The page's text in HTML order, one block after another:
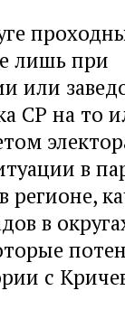
лишь при
или
СР на то
в
в
с